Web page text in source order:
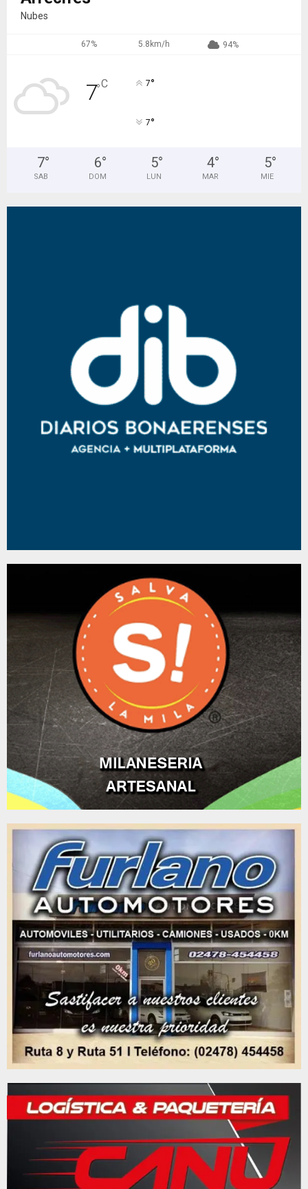
Nubes
67% 5.8km/h 94%
7°C 7°
7°
7°
SAB
6°
DOM
5°
LUN
4°
MAR
5°
MIE